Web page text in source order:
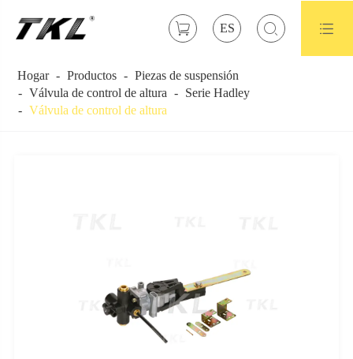
 ES  
Hogar Productos
Piezas de suspensión
Válvula de control de altura
Serie Hadley
Válvula de control de altura